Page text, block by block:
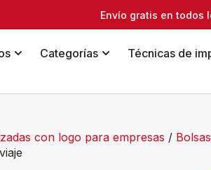
Envío gratis en todos
Categorías Técnicas de
con logo para empresas /